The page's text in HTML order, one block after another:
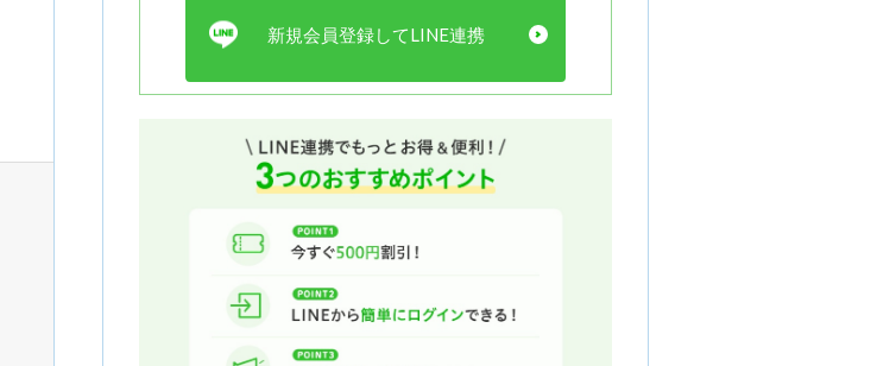
新規会員登録してLINE連携